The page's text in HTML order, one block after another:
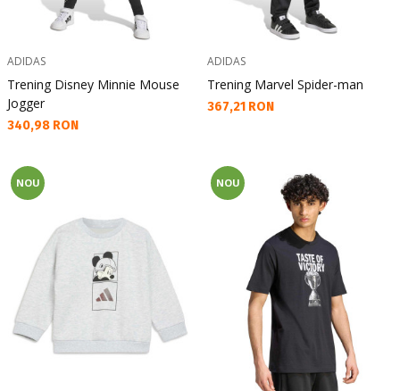
ADIDAS
Trening Disney Minnie Mouse
Jogger
Текуща цена:
340,98 RON
ADIDAS
Trening Marvel Spider-man
Текуща цена:
367,21 RON
NOU NOU